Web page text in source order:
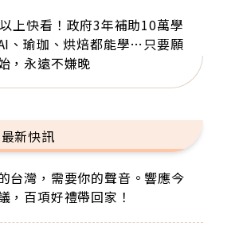
上快看！政府3年補助10萬學
、瑜珈、烘焙都能學…只要願
，永遠不嫌晚
最新快訊
台灣，需要你的聲音。響應今
，百項好禮帶回家！